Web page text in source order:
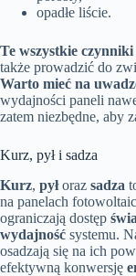
opadłe liście.
Te wszystkie czynniki
także prowadzić do
Warto mieć na
wydajności paneli
zatem niezbędne, aby
Kurz, pył i sadza
Kurz, pyłoraz sadza
na panelach
ograniczają dostęp
wydajność systemu.
osadzają się na ich
efektywną konwersję